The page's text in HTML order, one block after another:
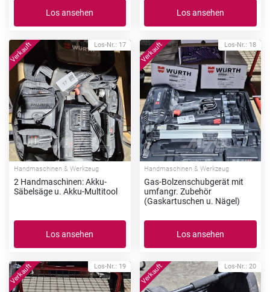
Los ansehen Los ansehen
Los-Nr.: 17
Handmaschinen & Werkzeug
2 Handmaschinen: Akku-
Säbelsäge u. Akku-Multitool
Los ansehen
Los-Nr.: 18
Handmaschinen & Werkzeug
Gas-Bolzenschubgerät mit
umfangr. Zubehör
(Gaskartuschen u. Nägel)
Los ansehen
Los-Nr.: 19 Los-Nr.: 20